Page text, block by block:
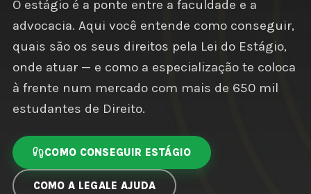
O estágio é a ponte entre a faculdade e a
advocacia. Aqui você entende como conseguir,
quais são os seus direitos pela Lei do Estágio,
onde atuar — e como a especialização te coloca
à frente num mercado com mais de 650 mil
estudantes de Direito.
COMO CONSEGUIR ESTÁGIO
COMO A LEGALE AJUDA